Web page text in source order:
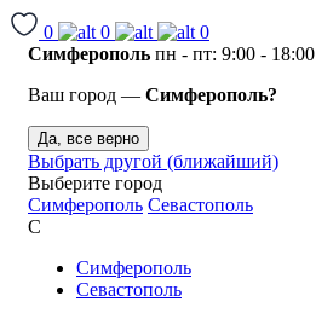
0 0
0
Симферополь пн - пт: 9:00 - 18:00
Ваш город — Симферополь?
Да, все верно
Выбрать другой (ближайший)
Выберите город
Симферополь Севастополь
С
Симферополь
Севастополь